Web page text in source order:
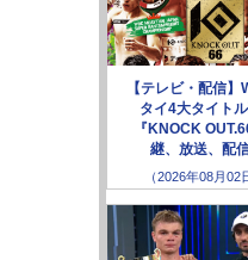
【テレビ・配信】
タイ4大タイト
『KNOCK
継、放送、配
（2026年08月02